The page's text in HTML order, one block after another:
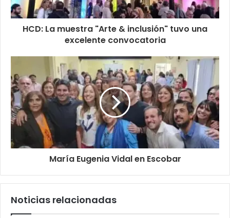
HCD: La muestra "Arte & inclusión" tuvo una
excelente convocatoria
María Eugenia Vidal en Escobar
Noticias relacionadas